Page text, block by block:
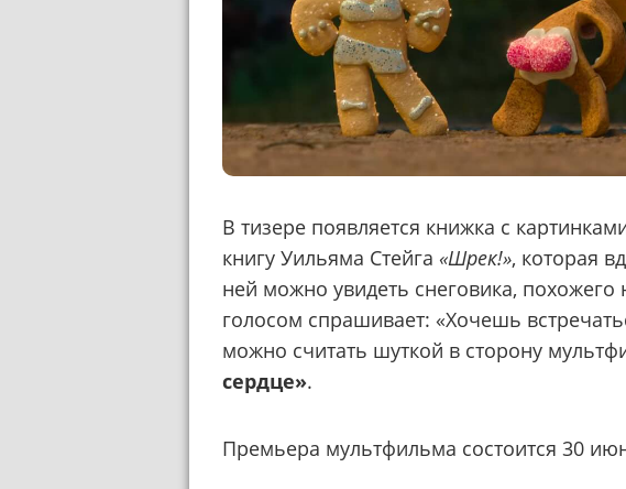
В тизере появляется книжка с
книгу Уильяма Стейга «Шрек!», которая
ней можно увидеть снеговика,
голосом спрашивает: «Хочешь
можно считать шуткой в сторону
сердце».
Премьера мультфильма состоится 30